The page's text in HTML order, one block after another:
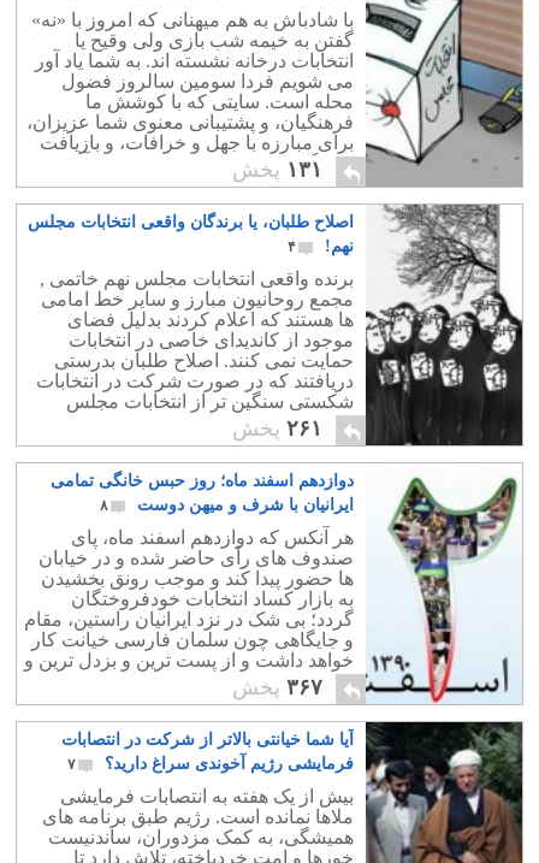
فراموش نفرمایید
با شادباش به هم میهنانی که امروز با «نه»
گفتن به خیمه شب بازی ولی وقیح یا
انتخابات درخانه نشسته اند. به شما یاد آور
می شویم فردا سومین سالروز فضول
محله است. سایتی که با کوشش ما
فرهنگیان، و پشتیبانی معنوی شما عزیزان،
برای مبارزه با جهل و خرافات، و بازیافت
فرهنگ راستین عزیزمان، به وجود آمده
است.
۱۳۱ پخش
اصلاح طلبان، یا برندگان واقعی انتخابات مجلس
نهم!
۴
برنده واقعی انتخابات مجلس نهم خاتمی ,
مجمع روحانیون مبارز و سایر خط امامی
ها هستند که اعلام کردند بدلیل فضای
موجود از کاندیدای خاصی در انتخابات
حمایت نمی کنند. اصلاح طلبان بدرستی
دریافتند که در صورت شرکت در انتخابات
شکستی سنگین تر از انتخابات مجلس
چهارم در انتظارشان است.
۲۶۱ پخش
دوازدهم اسفند ماه؛ روز حبس خانگی تمامی
ایرانیان با شرف و میهن دوست
۸
هر آنکس که دوازدهم اسفند ماه، پای
صندوف های رأی حاضر شده و در خیابان
ها حضور پیدا کند و موجب رونق بخشیدن
به بازار کساد انتخابات خودفروختگان
گردد؛ بی شک در نزد ایرانیان راستین، مقام
و جایگاهی چون سلمان فارسی خیانت کار
خواهد داشت و از پست ترین و بزدل ترین و
بی شرافت ترین مردمان ایران زمین می
باشد.
۳۶۷ پخش
آیا شما خیانتی بالاتر از شرکت در انتصابات
فرمایشی رژیم آخوندی سراغ دارید؟
۷
بیش از یک هفته به انتصابات فرمایشی
ملاها نمانده است. رژیم طبق برنامه های
همیشگی، به کمک مزدوران، ساندنیست
خورها و امت خردباخته، تلاش دارد تا